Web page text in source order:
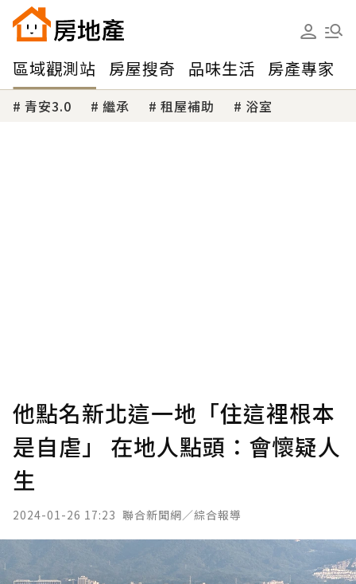
區域觀測站 房屋搜奇 品味生活 房產專家
青安3.0 繼承 租屋補助 浴室
他點名新北這一地「住這裡根本
是自虐」 在地人點頭：會懷疑人
生
2024-01-26 17:23 聯合新聞網／綜合報導